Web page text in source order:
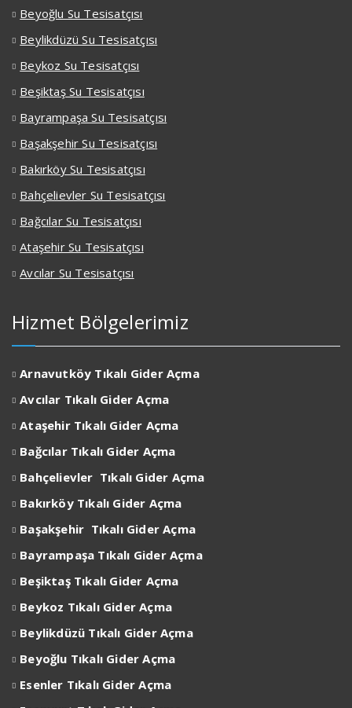
Beyoğlu Su Tesisatçısı
Beylikdüzü Su Tesisatçısı
Beykoz Su Tesisatçısı
Beşiktaş Su Tesisatçısı
Bayrampaşa Su Tesisatçısı
Başakşehir Su Tesisatçısı
Bakırköy Su Tesisatçısı
Bahçelievler Su Tesisatçısı
Bağcılar Su Tesisatçısı
Ataşehir Su Tesisatçısı
Avcılar Su Tesisatçısı
Hizmet Bölgelerimiz
Arnavutköy Tıkalı Gider Açma
Avcılar Tıkalı Gider Açma
Ataşehir Tıkalı Gider Açma
Bağcılar Tıkalı Gider Açma
Bahçelievler Tıkalı Gider Açma
Bakırköy Tıkalı Gider Açma
Başakşehir Tıkalı Gider Açma
Bayrampaşa Tıkalı Gider Açma
Beşiktaş Tıkalı Gider Açma
Beykoz Tıkalı Gider Açma
Beylikdüzü Tıkalı Gider Açma
Beyoğlu Tıkalı Gider Açma
Esenler Tıkalı Gider Açma